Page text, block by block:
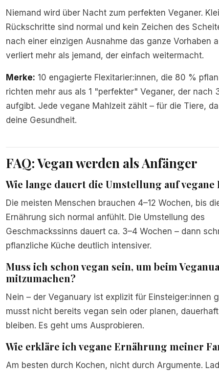
Niemand wird über Nacht zum perfekten Veganer.
Rückschritte sind normal und kein Zeichen des
nach einer einzigen Ausnahme das ganze Vorhaben
verliert mehr als jemand, der einfach weitermacht.
Merke: 10 engagierte Flexitarier:innen, die 80 %
richten mehr aus als 1 "perfekter" Veganer, der nach
aufgibt. Jede vegane Mahlzeit zählt – für die Tiere,
deine Gesundheit.
FAQ: Vegan werden als Anfänger
Wie lange dauert die Umstellung auf
Die meisten Menschen brauchen 4–12 Wochen, bis
Ernährung sich normal anfühlt. Die Umstellung des
Geschmackssinns dauert ca. 3–4 Wochen – dann
pflanzliche Küche deutlich intensiver.
Muss ich schon vegan sein, um beim
mitzumachen?
Nein – der Veganuary ist explizit für Einsteiger:innen
musst nicht bereits vegan sein oder planen,
bleiben. Es geht ums Ausprobieren.
Wie erkläre ich vegane Ernährung meiner
Am besten durch Kochen, nicht durch Argumente.